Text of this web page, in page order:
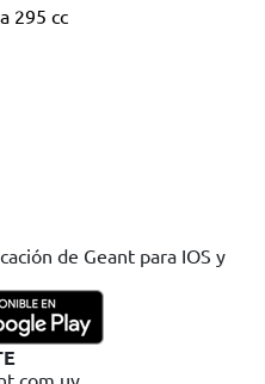
295 cc
de Geant para IOS y